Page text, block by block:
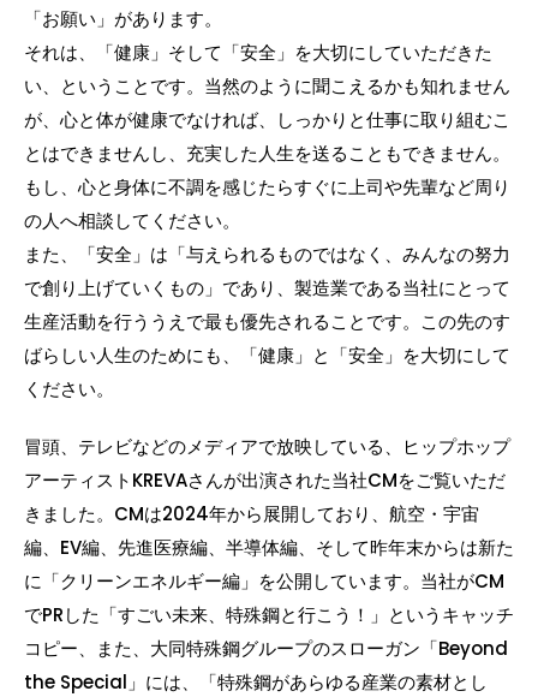
「お願い」があります。
それは、「健康」そして「安全」を大切にしていただきた
い、ということです。当然のように聞こえるかも知れません
が、心と体が健康でなければ、しっかりと仕事に取り組むこ
とはできませんし、充実した人生を送ることもできません。
もし、心と身体に不調を感じたらすぐに上司や先輩など周り
の人へ相談してください。
また、「安全」は「与えられるものではなく、みんなの努力
で創り上げていくもの」であり、製造業である当社にとって
生産活動を行ううえで最も優先されることです。この先のす
ばらしい人生のためにも、「健康」と「安全」を大切にして
ください。
冒頭、テレビなどのメディアで放映している、ヒップホップ
アーティストKREVAさんが出演された当社CMをご覧いただ
きました。CMは2024年から展開しており、航空・宇宙
編、EV編、先進医療編、半導体編、そして昨年末からは新た
に「クリーンエネルギー編」を公開しています。当社がCM
でPRした「すごい未来、特殊鋼と行こう！」というキャッチ
コピー、また、大同特殊鋼グループのスローガン「Beyond
the Special」には、「特殊鋼があらゆる産業の素材とし